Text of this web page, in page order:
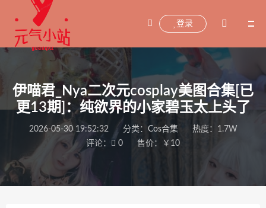
登录
伊喵君_Nya二次元cosplay美图合集[已
更13期]：纯欲界的小家碧玉太上头了
2026-05-30 19:52:32 分类： Cos合集
热度：1.7W
评论：
0 售价：￥10